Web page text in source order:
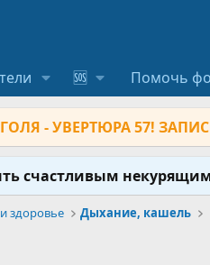
🆘 Помочь
- УВЕРТЮРА 57!
счастливым
здоровье Дыхание, кашель